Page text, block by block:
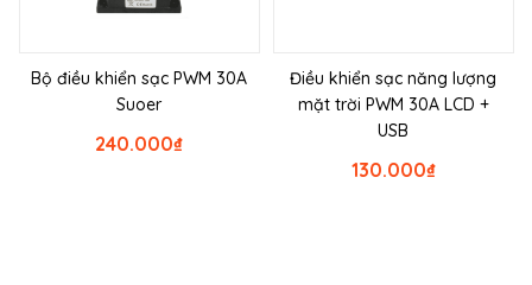
Bộ điều khiển sạc PWM 30A
Suoer
₫
240.000
Điều khiển sạc năng lượng
mặt trời PWM 30A LCD +
USB
₫
130.000